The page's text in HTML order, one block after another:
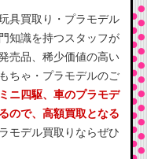
具買取り・プラモデル
知識を持つスタッフが
売品、稀少価値の高い
ちゃ・プラモデルのご
ニ四駆、車のプラモデ
ので、高額買取となる
モデル買取りならぜひ